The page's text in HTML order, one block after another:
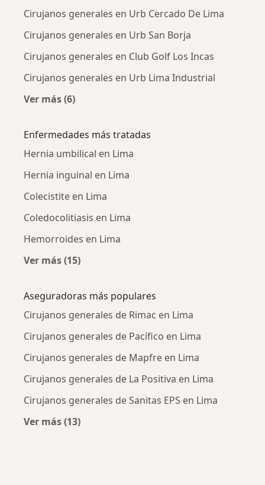
Cirujanos generales en Urb Cercado De Lima
Cirujanos generales en Urb San Borja
Cirujanos generales en Club Golf Los Incas
Cirujanos generales en Urb Lima Industrial
Ver más (6)
Enfermedades más tratadas
Hernia umbilical en Lima
Hernia inguinal en Lima
Colecistite en Lima
Coledocolitiasis en Lima
Hemorroides en Lima
Ver más (15)
Aseguradoras más populares
Cirujanos generales de Rimac en Lima
Cirujanos generales de Pacífico en Lima
Cirujanos generales de Mapfre en Lima
Cirujanos generales de La Positiva en Lima
Cirujanos generales de Sanitas EPS en Lima
Ver más (13)